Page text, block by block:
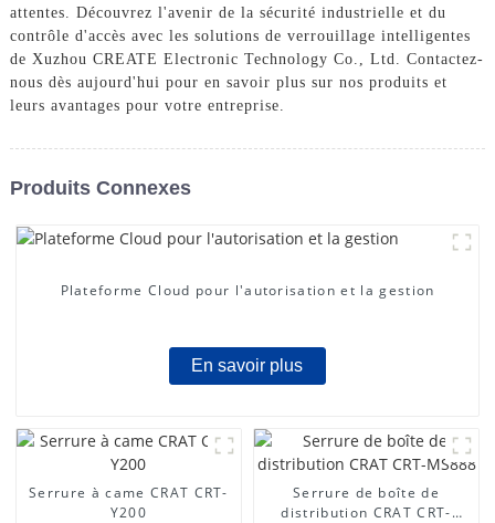
attentes. Découvrez l'avenir de la sécurité industrielle et du
contrôle d'accès avec les solutions de verrouillage intelligentes
de Xuzhou CREATE Electronic Technology Co., Ltd. Contactez-
nous dès aujourd'hui pour en savoir plus sur nos produits et
leurs avantages pour votre entreprise.
Produits Connexes
Plateforme Cloud pour l'autorisation et la gestion
En savoir plus
Serrure à came CRAT CRT-
Y200
Serrure de boîte de
distribution CRAT CRT-